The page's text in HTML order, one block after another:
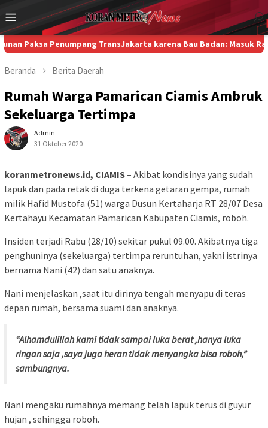
ke
konten
Menu
Mobile
Penumpang TransJakarta karena Bau Badan: Masuk Ranah Isu
Beranda Berita Daerah
Rumah Warga Pamarican Ciamis Ambruk
Sekeluarga Tertimpa
Admin
31 Oktober 2020
koranmetronews.id, CIAMIS– Akibat kondisinya yang sudah
lapuk dan pada retak di duga terkena getaran gempa, rumah
milik Hafid Mustofa (51) warga Dusun Kertaharja RT 28/07 Desa
Kertahayu Kecamatan Pamarican Kabupaten Ciamis, roboh.
Insiden terjadi Rabu (28/10) sekitar pukul 09.00. Akibatnya tiga
penghuninya (sekeluarga) tertimpa reruntuhan, yakni istrinya
bernama Nani (42) dan satu anaknya.
Nani menjelaskan ,saat itu dirinya tengah menyapu di teras
depan rumah, bersama suami dan anaknya.
“Alhamdulillah kami tidak sampai luka berat ,hanya luka
ringan saja ,saya juga heran tidak menyangka bisa roboh,”
sambungnya.
Nani mengaku rumahnya memang telah lapuk terus di guyur
hujan , sehingga roboh.